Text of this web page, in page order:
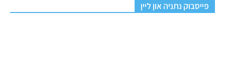
פייסבוק נתניה און ליין